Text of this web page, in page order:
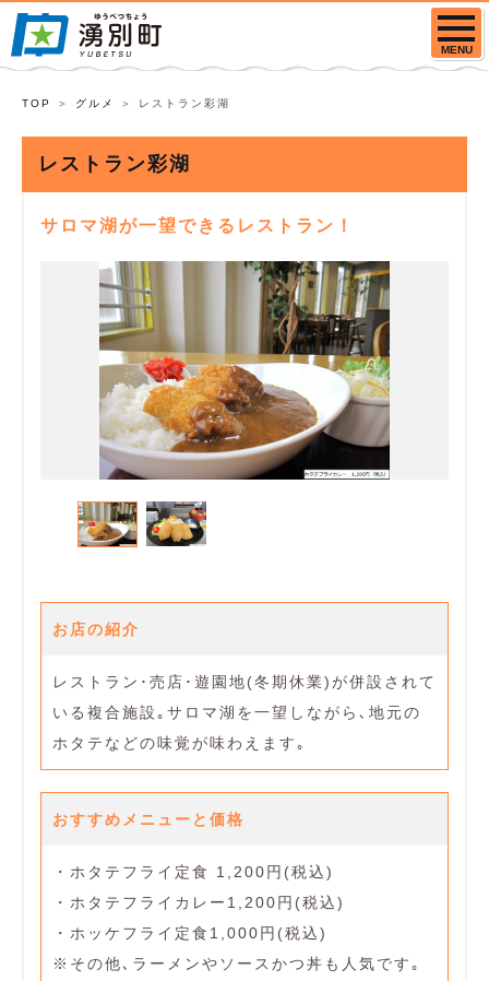
MENU
TOP グルメ レストラン彩湖
レストラン彩湖
サロマ湖が一望できるレストラン！
お店の紹介
レストラン･売店･遊園地(冬期休業)が併設されて
いる複合施設｡サロマ湖を一望しながら､地元の
ホタテなどの味覚が味わえます｡
おすすめメニューと価格
・ホタテフライ定食 1,200円(税込)
・ホタテフライカレー1,200円(税込)
・ホッケフライ定食1,000円(税込)
※その他､ラーメンやソースかつ丼も人気です｡